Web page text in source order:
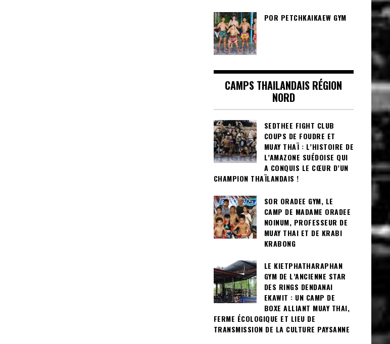
POR PETCHKAIKAEW GYM
CAMPS THAILANDAIS RÉGION
NORD
SEDTHEE FIGHT CLUB
COUPS DE FOUDRE ET
MUAY THAÏ : L’HISTOIRE DE
L’AMAZONE SUÉDOISE QUI
A CONQUIS LE CŒUR D’UN
CHAMPION THAÏLANDAIS !
SOR ORADEE GYM, LE
CAMP DE MADAME ORADEE
NOINUM, PROFESSEUR DE
MUAY THAI ET DE KRABI
KRABONG
LE KIETPHATHARAPHAN
GYM DE L’ANCIENNE STAR
DES RINGS DENDANAI
EKAWIT : UN CAMP DE
BOXE ALLIANT MUAY THAI,
FERME ÉCOLOGIQUE ET LIEU DE
TRANSMISSION DE LA CULTURE PAYSANNE